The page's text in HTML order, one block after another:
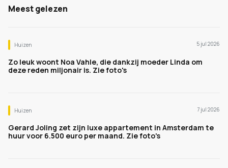
Meest gelezen
Huizen 5 jul 2026
Zo leuk woont Noa Vahle, die dankzij moeder Linda om
deze reden miljonair is. Zie foto's
Huizen 7 jul 2026
Gerard Joling zet zijn luxe appartement in Amsterdam te
huur voor 6.500 euro per maand. Zie foto's